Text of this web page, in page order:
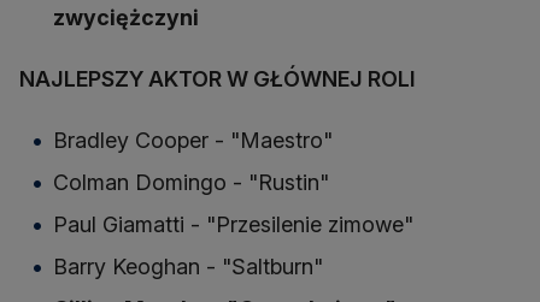
zwyciężczyni
NAJLEPSZY AKTOR W GŁÓWNEJ ROLI
Bradley Cooper - "Maestro"
Colman Domingo - "Rustin"
Paul Giamatti - "Przesilenie zimowe"
Barry Keoghan - "Saltburn"